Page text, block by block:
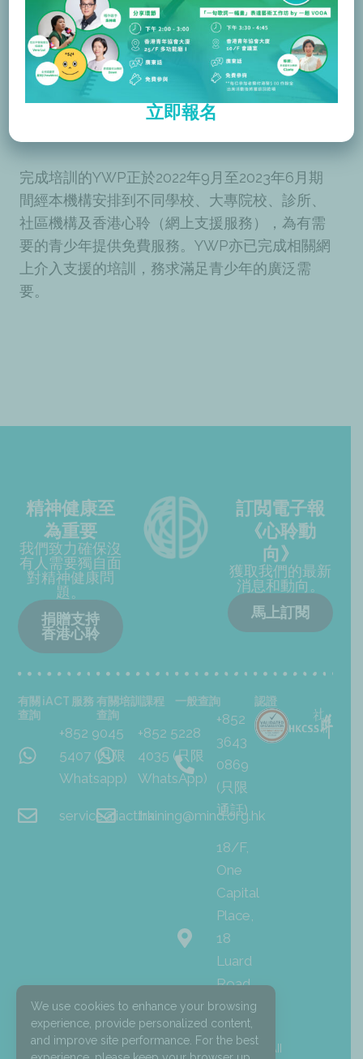
YWP，為年齡介乎12-24歲、正面對輕微至中等
精神健康問題的青少年提供以接納與承諾治療
（Acceptance and Commitment Therapy）
為本的精神健康支援。
完成培訓的YWP正於2022年9月至2023年6月期
間經本機構安排到不同學校、大專院校、診所、
社區機構及香港心聆（網上支援服務），為有需
要的青少年提供免費服務。YWP亦已完成相關網
上介入支援的培訓，務求滿足青少年的廣泛需
要。
精神健康至
為重要
我們致力確保沒
有人需要獨自面
對精神健康問
題。
捐贈支持
香港心聆
訂閲電子報
《心聆動
向》
獲取我們的最新
消息和動向。
馬上訂閱
有關 iACT 服務
查詢
+852 9045
5407 (只限
Whatsapp)
service@iact.hk
有關培訓課程
查詢
+852 5228
4035 (只限
WhatsApp)
training@mind.org.hk
一般查詢
+852
3643
0869
(只限
通話)
18/F,
One
Capital
Place,
18
Luard
Road,
Wan
Chai
認證
I
F
L
© 2026 Mind HK. All
We use cookies to enhance your browsing
experience, provide personalized content,
and improve site performance. For the best
立即報名